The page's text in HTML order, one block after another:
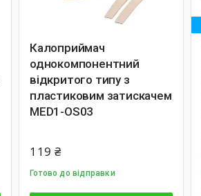
Калоприймач
однокомпонентний
відкритого типу з
пластиковим затискачем
MED1-OS03
119 ₴
Готово до відправки